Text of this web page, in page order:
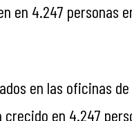
en 4.247 personas
en las oficinas
en 4.247